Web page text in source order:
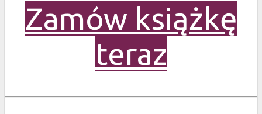
Zamów książkę
teraz